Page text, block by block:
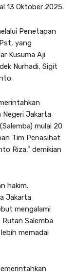
13 Oktober 2025.
Penetapan
yang
Kusuma Aji
Nurhadi, Sigit
Negeri Jakarta
mulai 20
Tim Penasihat
Riza,” demikian
hakim.
Jakarta
mengalami
Salemba
memadai